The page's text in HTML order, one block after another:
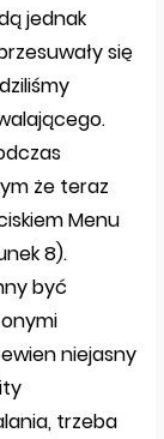
jednak
się
że teraz
Menu
8).
być
niejasny
trzeba